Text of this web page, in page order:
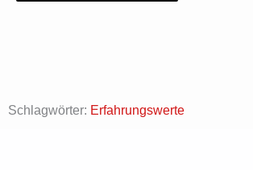
Schlagwörter: Erfahrungswerte